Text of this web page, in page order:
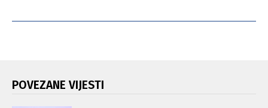
POVEZANE VIJESTI